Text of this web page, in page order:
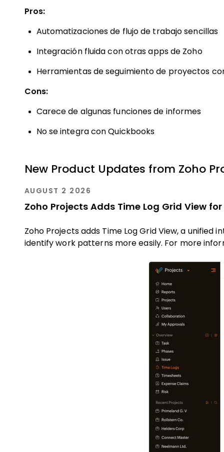
Pros:
Automatizaciones de flujo de trabajo sencillas
Integración fluida con otras apps de Zoho
Herramientas de seguimiento de proyectos
Cons:
Carece de algunas funciones de informes
No se integra con Quickbooks
New Product Updates from Zoho
AUGUST 2 2026
Zoho Projects Adds Time Log Grid View
Zoho Projects adds Time Log Grid View, a
identify work patterns more easily. For more